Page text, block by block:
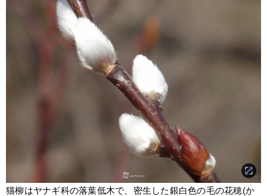
猫柳はヤナギ科の落葉低木で、密生した銀白色の毛の花穂(か